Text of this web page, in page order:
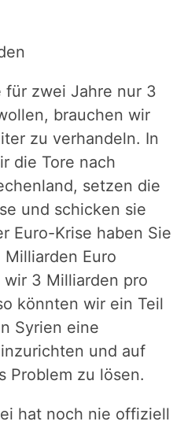
für zwei Jahre nur 3
brauchen wir
zu verhandeln. In
die Tore nach
setzen die
und schicken sie
Euro-Krise haben Sie
Euro
3 Milliarden pro
könnten wir ein Teil
Syrien eine
und auf
Problem zu lösen.
hat noch nie offiziell